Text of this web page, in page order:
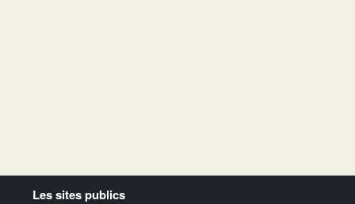
Les sites publics